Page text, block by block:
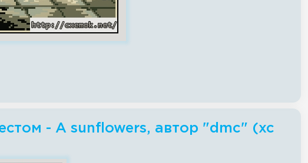
- A sunflowers, автор "dmc" (xc